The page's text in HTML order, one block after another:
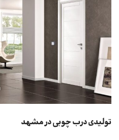
تولیدی درب چوبی در مشهد